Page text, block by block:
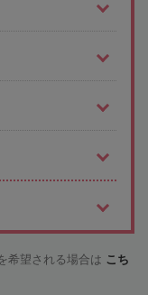
希望される場合は こち